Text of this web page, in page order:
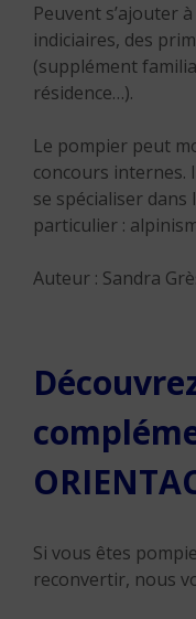
Peuvent s’ajouter
indiciaires, des
(supplément
résidence…).
Le pompier peut
concours internes.
se spécialiser
particulier :
Auteur : Sandra
Si vous êtes
reconvertir, nous